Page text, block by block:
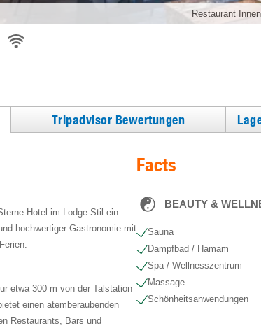
Restaurant
Tripadvisor Bewertungen
Hotel im Lodge-Stil ein
hochwertiger Gastronomie mit
etwa 300 m von der Talstation
einen atemberaubenden
Restaurants, Bars und
Facts
BEAUTY &
Sauna
Dampfbad / Hamam
Spa / Wellnesszentrum
Massage
Schönheits​anwendungen